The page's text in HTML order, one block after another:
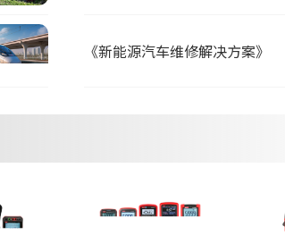
《新能源汽车维修解决方案》